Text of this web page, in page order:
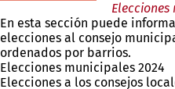
En esta sección puede
elecciones al consejo
ordenados por barrios.
Elecciones municipales 2024
Elecciones a los consejos